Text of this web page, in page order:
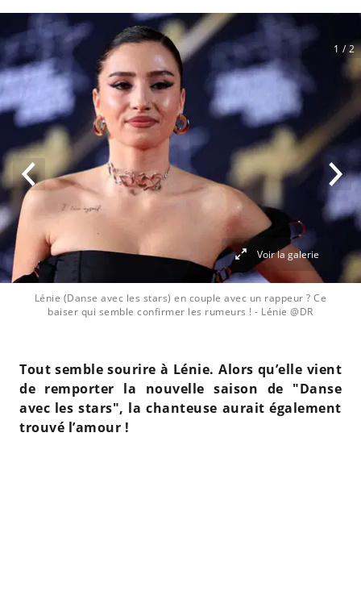
Lénie (Danse avec les stars) en couple avec un rappeur ? Ce
baiser qui semble confirmer les rumeurs ! - Lénie @DR
1 / 2
Voir la galerie
Tout semble sourire à Lénie. Alors qu’elle vient
de remporter la nouvelle saison de "Danse
avec les stars", la chanteuse aurait également
trouvé l’amour !